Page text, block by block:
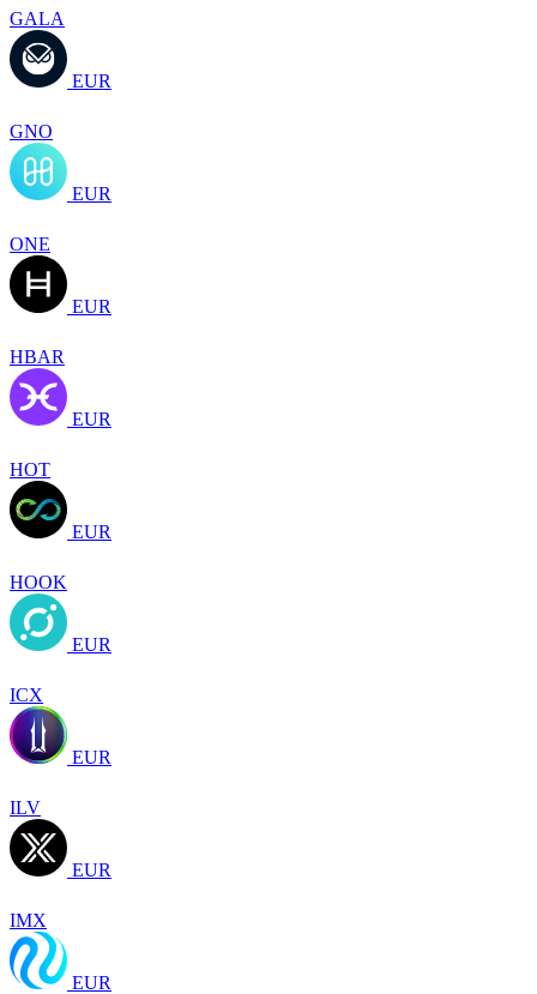
GALA
EUR
GNO
EUR
ONE
EUR
HBAR
EUR
HOT
EUR
HOOK
EUR
ICX
EUR
ILV
EUR
IMX
EUR